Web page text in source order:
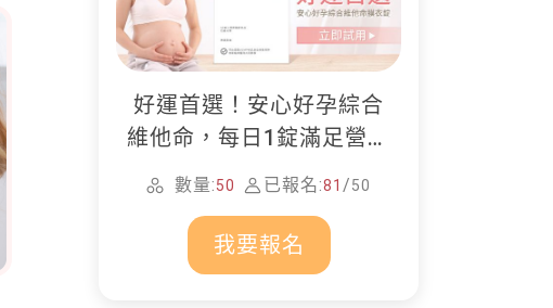
好運首選！安心好孕綜合
維他命，每日1錠滿足營養
所需
數量:50 已報名:81 /50
我要報名